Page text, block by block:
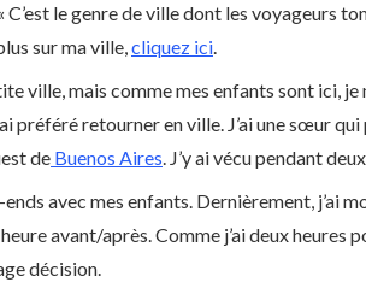
C’est le genre de ville dont les voyageurs
sur ma ville,cliquez ici.
ville, mais comme mes enfants sont ici, je
préféré retourner en ville. J’ai une sœur
de Buenos Aires. J’y ai vécu pendant
avec mes enfants. Dernièrement, j’ai
avant/après. Comme j’ai deux
décision.